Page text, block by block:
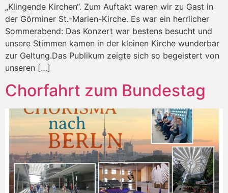
„Klingende Kirchen“. Zum Auftakt waren wir zu Gast in
der Görminer St.-Marien-Kirche. Es war ein herrlicher
Sommerabend: Das Konzert war bestens besucht und
unsere Stimmen kamen in der kleinen Kirche wunderbar
zur Geltung.Das Publikum zeigte sich so begeistert von
unseren […]
Chorfahrt zum Bundestag